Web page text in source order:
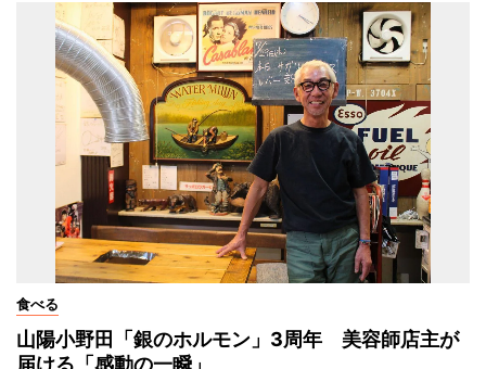
食べる
山陽小野田「銀のホルモン」3周年 美容師店主が
届ける「感動の一瞬」